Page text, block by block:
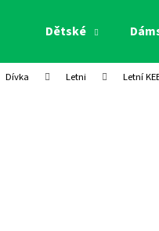
Dětské
Dívka Letni Letní